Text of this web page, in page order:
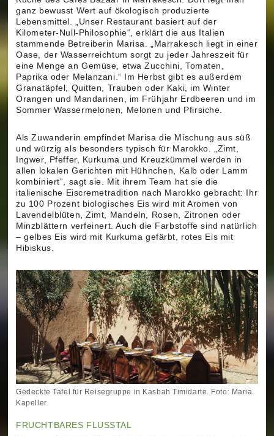
ganz bewusst Wert auf ökologisch produzierte
Lebensmittel. „Unser Restaurant basiert auf der
Kilometer-Null-Philosophie“, erklärt die aus Italien
stammende Betreiberin Marisa. „Marrakesch liegt in einer
Oase, der Wasserreichtum sorgt zu jeder Jahreszeit für
eine Menge an Gemüse, etwa Zucchini, Tomaten,
Paprika oder Melanzani.“ Im Herbst gibt es außerdem
Granatäpfel, Quitten, Trauben oder Kaki, im Winter
Orangen und Mandarinen, im Frühjahr Erdbeeren und im
Sommer Wassermelonen, Melonen und Pfirsiche.
Als Zuwanderin empfindet Marisa die Mischung aus süß
und würzig als besonders typisch für Marokko. „Zimt,
Ingwer, Pfeffer, Kurkuma und Kreuzkümmel werden in
allen lokalen Gerichten mit Hühnchen, Kalb oder Lamm
kombiniert“, sagt sie. Mit ihrem Team hat sie die
italienische Eiscremetradition nach Marokko gebracht: Ihr
zu 100 Prozent biologisches Eis wird mit Aromen von
Lavendelblüten, Zimt, Mandeln, Rosen, Zitronen oder
Minzblättern verfeinert. Auch die Farbstoffe sind natürlich
– gelbes Eis wird mit Kurkuma gefärbt, rotes Eis mit
Hibiskus.
Gedeckte Tafel für Reisegruppe in Kasbah Timidarte. Foto: Maria
Kapeller
FRUCHTBARES FLUSSTAL